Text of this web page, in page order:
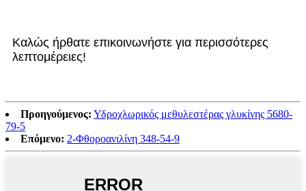
Καλώς ήρθατε επικοινωνήστε για περισσότερες
λεπτομέρειες!
Προηγούμενος: Υδροχλωρικός μεθυλεστέρας γλυκίνης 5680-
79-5
Επόμενο: 2-Φθοροανιλίνη 348-54-9